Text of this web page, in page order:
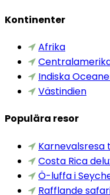
Kontinenter
Afrika
Indiska
Västindien
Populära resor
Karnevalsresa
Costa Rica
Ö-luffa i
Rafflande